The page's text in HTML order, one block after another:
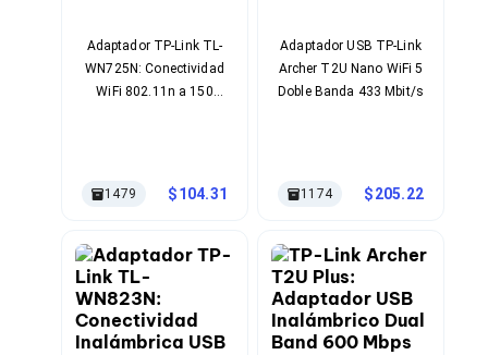
Adaptadores Video VGA / HD15
Repetidores USB
Adaptadores Audio
Adaptadores Audio AUX
Mousepads
Controles de Juego para PC
Servidores
Accesorios para Servidores
Racks y Gabinetes
Charolas para Racks y Gabinetes
Adaptador TP-Link TL-
WN725N: Conectividad
WiFi 802.11n a 150
1479 104.31
Adaptador USB TP-Link
Archer T2U Nano WiFi 5
Doble Banda 433 Mbit/s
1174 205.22